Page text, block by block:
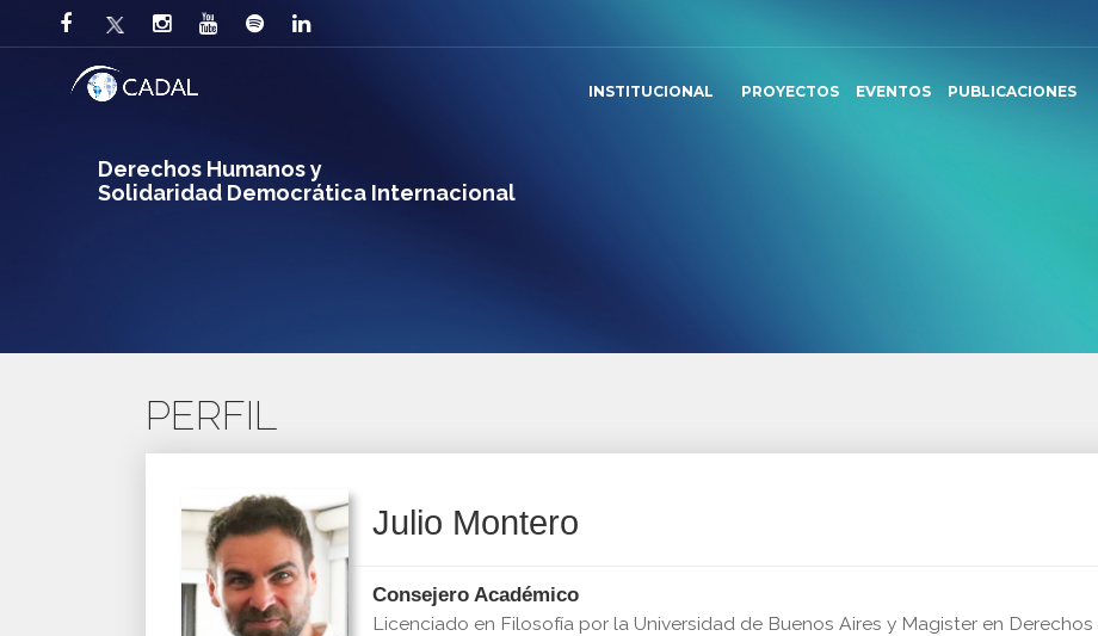
Derechos Humanos y
Solidaridad Democrática Internacional
INSTITUCIONAL PROYECTOS EVENTOS PUBLICACIONES
PERFIL
Julio Montero
Consejero Académico
Licenciado en Filosofía por la Universidad de Buenos Aires y Magister en